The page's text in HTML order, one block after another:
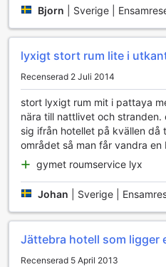
På KTK Pattaya Hotel &
bekvämlighetsfaciliteterna
vistelse så behaglig som
städning som säkerställer att
fräscht. För de som behöver
hotellet både tvätt- och
enkelt att hålla garderoben i
vistelse. Dessutom finns det
att skydda dina värdesaker,
under din tid på hotellet.
Hotellet erbjuder också gratis
hålla kontakten med nära och
särskild rökplats, vilket gör det
concierge är du aldrig långt
aktiviteter och sevärdheter,
din tid i den livliga staden
Bjorn Sverige |
lyxigt stort rum lite i
Recenserad 2 Juli 2014
stort lyxigt rum mit i pattaya
nära till nattlivet och
sig ifrån hotellet på kvällen då
området så man får vandra en
gymet roumservice lyx
Johan Sverige |
Jättebra hotell som ligger
Recenserad 5 April 2013